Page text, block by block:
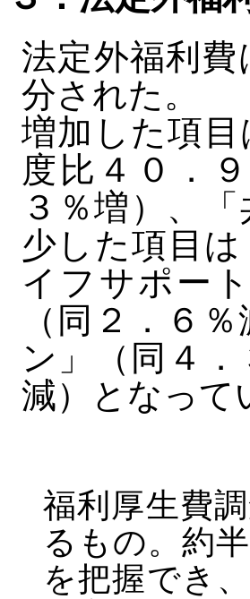
法定外福利
分された。
増加した項
度比４０．
３％増）、
少した項目
イフサポー
（同２．６
ン」（同４
減）となって
福利厚生費
るもの。約
を把握でき